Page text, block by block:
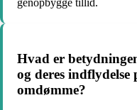
Hvad er
og deres
omdømme?